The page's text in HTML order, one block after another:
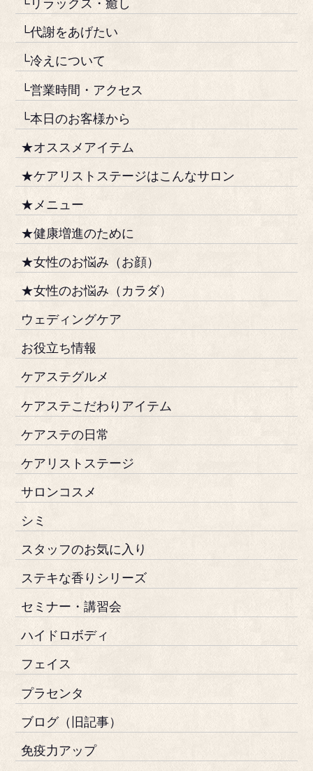
└リラックス・癒し
└代謝をあげたい
└冷えについて
└営業時間・アクセス
└本日のお客様から
★オススメアイテム
★ケアリストステージはこんなサロン
★メニュー
★健康増進のために
★女性のお悩み（お顔）
★女性のお悩み（カラダ）
ウェディングケア
お役立ち情報
ケアステグルメ
ケアステこだわりアイテム
ケアステの日常
ケアリストステージ
サロンコスメ
シミ
スタッフのお気に入り
ステキな香りシリーズ
セミナー・講習会
ハイドロボディ
フェイス
プラセンタ
ブログ（旧記事）
免疫力アップ